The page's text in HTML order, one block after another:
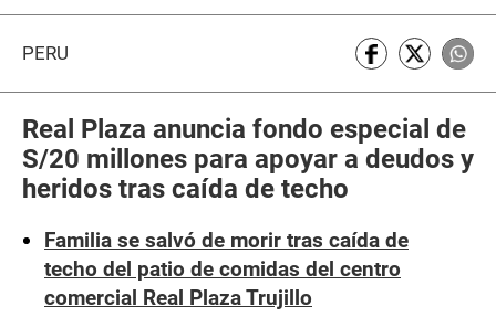
PERÚ
Real Plaza anuncia fondo especial de
S/20 millones para apoyar a deudos y
heridos tras caída de techo
Familia se salvó de morir tras caída de
techo del patio de comidas del centro
comercial Real Plaza Trujillo